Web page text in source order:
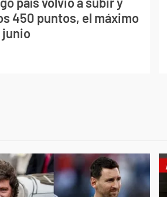
450 puntos, el máximo
junio